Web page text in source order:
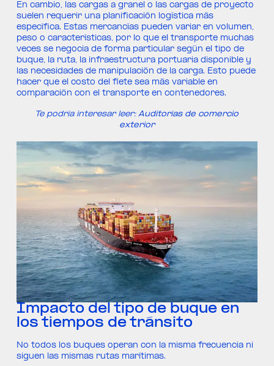
En cambio, las cargas a granel o las cargas de proyecto
suelen requerir una planificación logística más
específica. Estas mercancías pueden variar en volumen,
peso o características, por lo que el transporte muchas
veces se negocia de forma particular según el tipo de
buque, la ruta, la infraestructura portuaria disponible y
las necesidades de manipulación de la carga. Esto puede
hacer que el costo del flete sea más variable en
comparación con el transporte en contenedores.
Te podría interesar leer:Auditorías de comercio
exterior
Impacto del tipo de buque en
los tiempos de tránsito
No todos los buques operan con la misma frecuencia ni
siguen las mismas rutas marítimas.